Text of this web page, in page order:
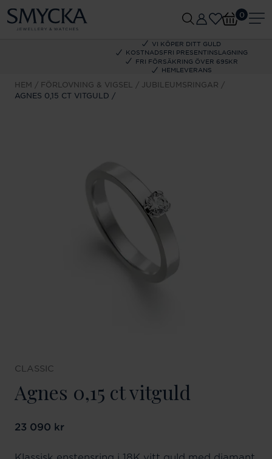
VI KÖPER DITT GULD
KOSTNADSFRI PRESENTINSLAGNING
FRI FÖRSÄKRING ÖVER 695KR
HEMLEVERANS
0
HEM FÖRLOVNING & VIGSEL
JUBILEUMSRINGAR
AGNES 0,15 CT VITGULD
CLASSIC
Agnes 0,15 ct vitguld
Pris:23 090 kr
23 090 kr